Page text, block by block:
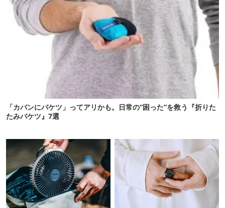
「カバンにバケツ」ってアリかも。日常の“困った”を救う『折りた
たみバケツ』7選